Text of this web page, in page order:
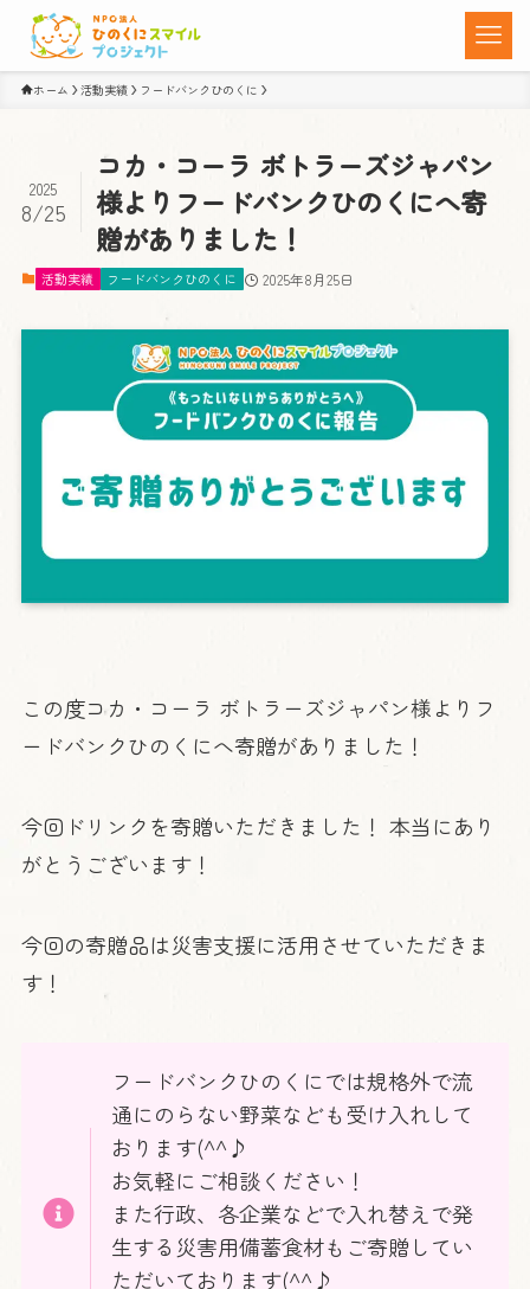
ホーム 活動実績 フードバンクひのくに
コカ・コーラ ボトラーズジャパン
様よりフードバンクひのくにへ寄
贈がありました！
2025
8/25
活動実績 フードバンクひのくに 2025年8月25日
この度コカ・コーラ ボトラーズジャパン様よりフ
ードバンクひのくにへ寄贈がありました！
今回ドリンクを寄贈いただきました！ 本当にあり
がとうございます！
今回の寄贈品は災害支援に活用させていただきま
す！
フードバンクひのくにでは規格外で流
通にのらない野菜なども受け入れして
おります(^^♪
お気軽にご相談ください！
また行政、各企業などで入れ替えで発
生する災害用備蓄食材もご寄贈してい
ただいております(^^♪